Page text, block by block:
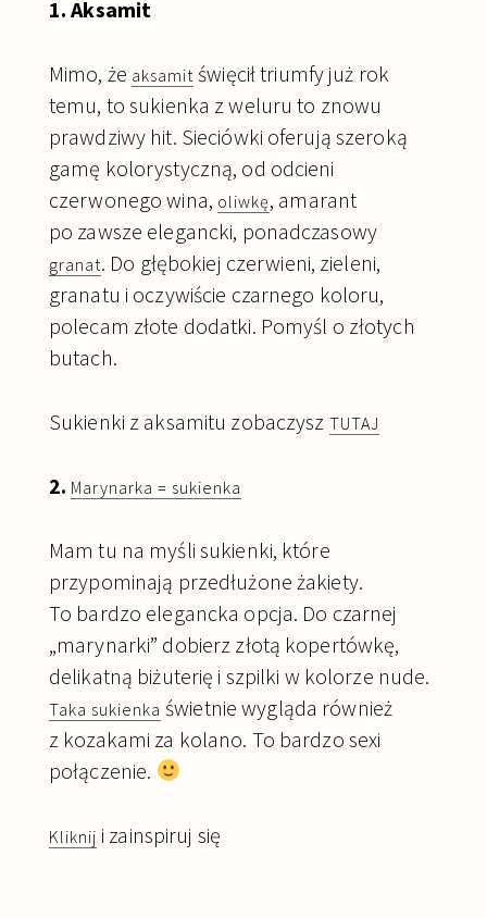
1. Aksamit
Mimo, że aksamit święcił triumfy już rok
temu, to sukienka z weluru to znowu
prawdziwy hit. Sieciówki oferują szeroką
gamę kolorystyczną, od odcieni
czerwonego wina, oliwkę, amarant
po zawsze elegancki, ponadczasowy
granat. Do głębokiej czerwieni, zieleni,
granatu i oczywiście czarnego koloru,
polecam złote dodatki. Pomyśl o złotych
butach.
Sukienki z aksamitu zobaczysz TUTAJ
2. Marynarka = sukienka
Mam tu na myśli sukienki, które
przypominają przedłużone żakiety.
To bardzo elegancka opcja. Do czarnej
„marynarki” dobierz złotą kopertówkę,
delikatną biżuterię i szpilki w kolorze nude.
Taka sukienka świetnie wygląda również
z kozakami za kolano. To bardzo sexi
połączenie.
Kliknij i zainspiruj się